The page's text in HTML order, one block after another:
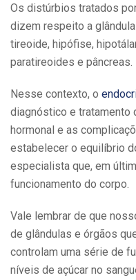
Os distúrbios tratados
dizem respeito a
tireoide, hipófise,
paratireoides e pâncreas.
Nesse contexto, o
diagnóstico e tratamento
hormonal e as
estabelecer o equilíbrio
especialista que, em
funcionamento do corpo.
Vale lembrar de que
de glândulas e órgãos
controlam uma série de
níveis de açúcar no